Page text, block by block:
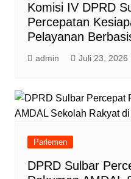
Komisi IV DPRD
Percepatan
Pelayanan
admin Juli 23, 2026
Parlemen
DPRD Sulbar